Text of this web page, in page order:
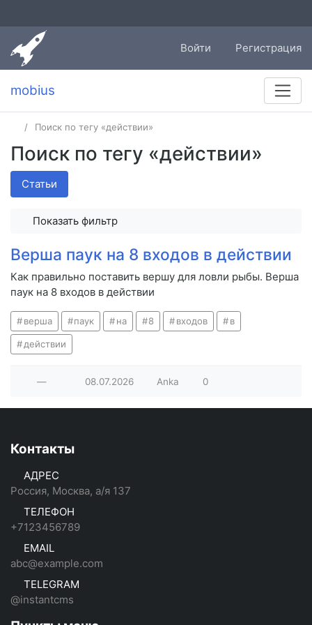
Войти Регистрация
mobius
Поиск по тегу «действии»
Поиск по тегу «действии»
Статьи
Показать фильтр
Верша паук на 8 входов в действии
Как правильно поставить вершу для ловли рыбы. Верша
паук на 8 входов в действии
верша паук на 8 входов в
действии
— 08.07.2026 Anka 0
Контакты
АДРЕС
Россия, Москва, а/я 137
ТЕЛЕФОН
+7123456789
EMAIL
abc@example.com
TELEGRAM
@instantcms